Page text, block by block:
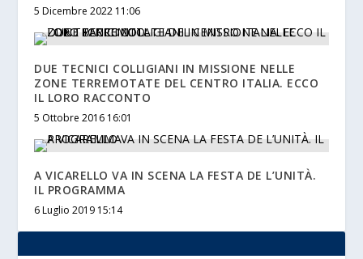
5 Dicembre 2022 11:06
DUE TECNICI COLLIGIANI IN MISSIONE NELLE
ZONE TERREMOTATE DEL CENTRO ITALIA. ECCO
IL LORO RACCONTO
5 Ottobre 2016 16:01
A VICARELLO VA IN SCENA LA FESTA DE L’UNITÀ.
IL PROGRAMMA
6 Luglio 2019 15:14